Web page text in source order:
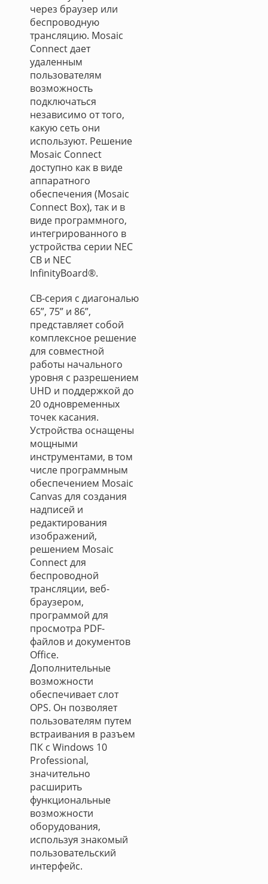
через браузер или
беспроводную
трансляцию. Mosaic
Connect дает
удаленным
пользователям
возможность
подключаться
независимо от того,
какую сеть они
используют. Решение
Mosaic Connect
доступно как в виде
аппаратного
обеспечения (Mosaic
Connect Box), так и в
виде программного,
интегрированного в
устройства серии NEC
CB и NEC
InfinityBoard®.
CB-серия с диагональю
65”, 75” и 86”,
представляет собой
комплексное решение
для совместной
работы начального
уровня с разрешением
UHD и поддержкой до
20 одновременных
точек касания.
Устройства оснащены
мощными
инструментами, в том
числе программным
обеспечением Mosaic
Canvas для создания
надписей и
редактирования
изображений,
решением Mosaic
Connect для
беспроводной
трансляции, веб-
браузером,
программой для
просмотра PDF-
файлов и документов
Office.
Дополнительные
возможности
обеспечивает слот
OPS. Он позволяет
пользователям путем
встраивания в разъем
ПК с Windows 10
Professional,
значительно
расширить
функциональные
возможности
оборудования,
используя знакомый
пользовательский
интерфейс.